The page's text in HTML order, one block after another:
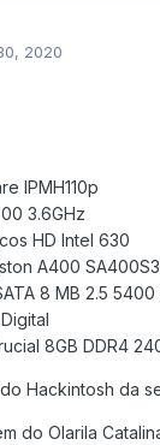
2020
IPMH110p
3.6GHz
HD Intel 630
2.5 5400
8GB DDR4
Hackintosh da
do Olarila